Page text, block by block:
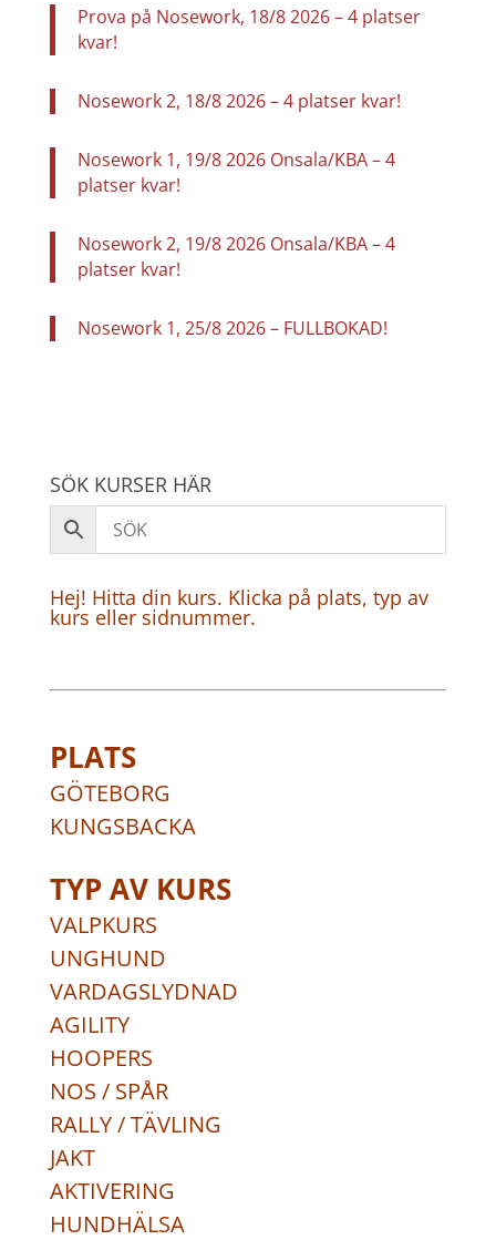
Prova på Nosework, 18/8 2026 – 4 platser
kvar!
Nosework 2, 18/8 2026 – 4 platser kvar!
Nosework 1, 19/8 2026 Onsala/KBA – 4
platser kvar!
Nosework 2, 19/8 2026 Onsala/KBA – 4
platser kvar!
Nosework 1, 25/8 2026 – FULLBOKAD!
SÖK KURSER HÄR
Hej! Hitta din kurs. Klicka på plats, typ av
kurs eller sidnummer.
PLATS
GÖTEBORG
KUNGSBACKA
TYP AV KURS
VALPKURS
UNGHUND
VARDAGSLYDNAD
AGILITY
HOOPERS
NOS / SPÅR
RALLY / TÄVLING
JAKT
AKTIVERING
HUNDHÄLSA